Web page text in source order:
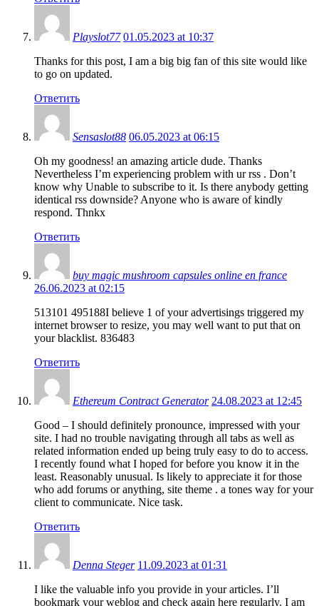
Playslot77 01.05.2023 at 10:37
Thanks for this post, I am a big big fan of this site would like
to go on updated.
Ответить
Sensaslot88 06.05.2023 at 06:15
Oh my goodness! an amazing article dude. Thanks
Nevertheless I’m experiencing problem with ur rss . Don’t
know why Unable to subscribe to it. Is there anybody getting
identical rss downside? Anyone who is aware of kindly
respond. Thnkx
Ответить
buy magic mushroom capsules online en france
26.06.2023 at 02:15
513101 495188I believe 1 of your advertisings triggered my
internet browser to resize, you may well want to put that on
your blacklist. 836483
Ответить
Ethereum Contract Generator 24.08.2023 at 12:45
Good – I should definitely pronounce, impressed with your
site. I had no trouble navigating through all tabs as well as
related information ended up being truly easy to do to access.
I recently found what I hoped for before you know it in the
least. Reasonably unusual. Is likely to appreciate it for those
who add forums or anything, site theme . a tones way for your
client to communicate. Nice task.
Ответить
Denna Steger 11.09.2023 at 01:31
I like the valuable info you provide in your articles. I’ll
bookmark your weblog and check again here regularly. I am